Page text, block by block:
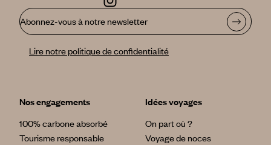
Abonnez-vous à notre newsletter
Lire notre politique de confidentialité
Nos engagements
100% carbone absorbé
Tourisme responsable
Idées voyages
On part où ?
Voyage de noces